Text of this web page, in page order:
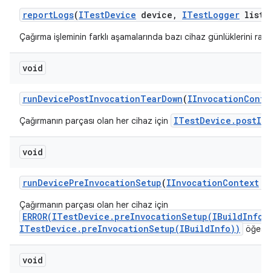
reportLogs(ITestDevice device , ITestLogger
Çağırma işleminin farklı aşamalarında bazı cihaz günlüklerini
void
runDevicePostInvocationTearDown(IInvocation
Çağırmanın parçası olan her cihaz için
void
runDevicePreInvocationSetup(IInvocationContext
Çağırmanın parçası olan her cihaz için
ITestDevice.preInvocationSetup(IBuildInfo))
void